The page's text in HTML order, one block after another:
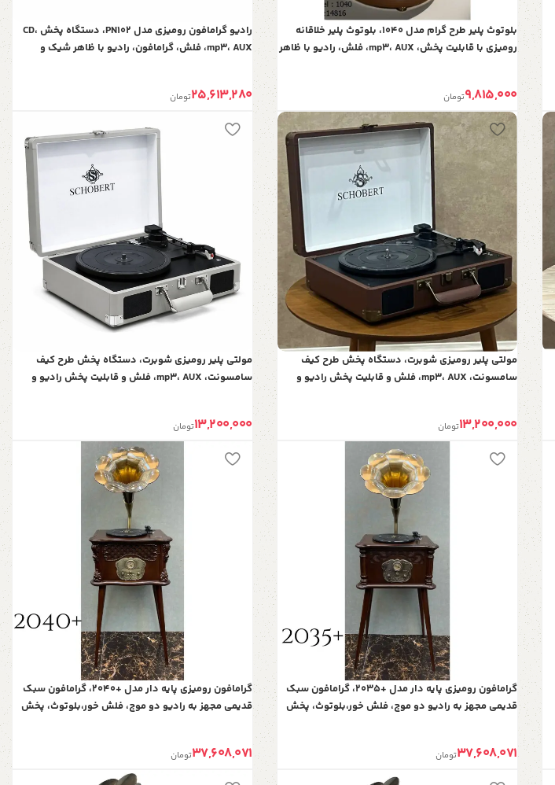
بلوتوث پلیر طرح گرام مدل 1040، بلوتوث پلیر خلاقانه
رومیزی با قابلیت پخش، mp3، AUX، فلش، رادیو با ظاهر
9,815,000تومان
رادیو گرامافون رومیزی مدل PN102، دستگاه پخش CD،
mp3، AUX، فلش، گرامافون، رادیو با ظاهر شیک و
25,613,280تومان
مولتی پلیر رومیزی شوبرت، دستگاه پخش طرح کیف
سامسونت، mp3، AUX، فلش و قابلیت پخش رادیو و
13,200,000تومان
مولتی پلیر رومیزی شوبرت، دستگاه پخش طرح کیف
سامسونت، mp3، AUX، فلش و قابلیت پخش رادیو و
13,200,000تومان
گرامافون رومیزی پایه دار مدل +2035، گرامافون سبک
قدیمی مجهز به رادیو دو موج، فلش خور،بلوتوث، پخش
37,608,071تومان
گرامافون رومیزی پایه دار مدل +2040، گرامافون سبک
قدیمی مجهز به رادیو دو موج، فلش خور،بلوتوث، پخش
37,608,071تومان